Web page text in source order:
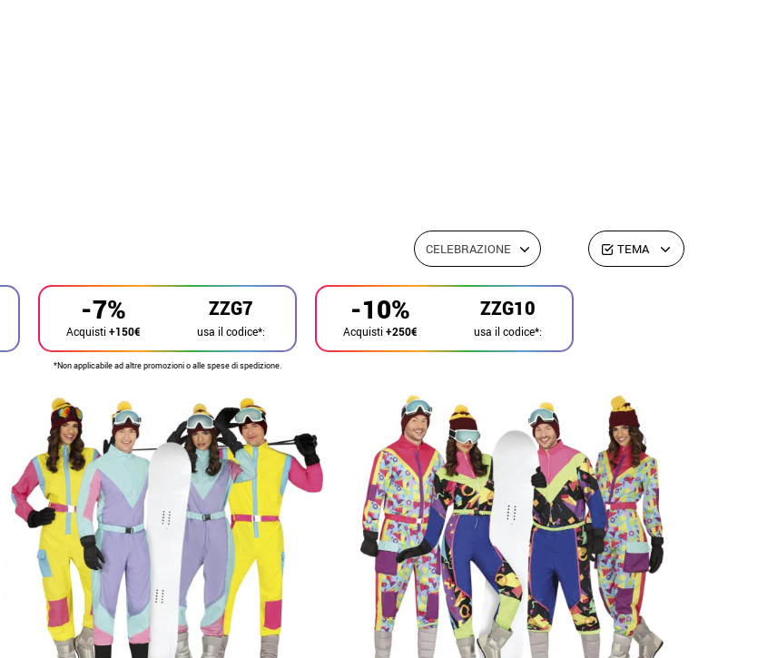
CELEBRAZIONE TEMA
-7%
Acquisti+150€
ZZG7
usa il codice*:
-10%
Acquisti+250€
ZZG10
usa il codice*:
*Non applicabile ad altre promozioni o alle spese di spedizione.